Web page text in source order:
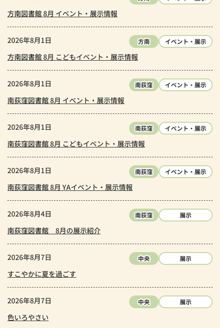
方南図書館 8月 イベント・展示情報
2026年8月1日 方南 イベント・展示
方南図書館 8月 こどもイベント・展示情報
2026年8月1日 南荻窪 イベント・展示
南荻窪図書館 8月 イベント・展示情報
2026年8月1日 南荻窪 イベント・展示
南荻窪図書館 8月 こどもイベント・展示情報
2026年8月1日 南荻窪 イベント・展示
南荻窪図書館 8月 YAイベント・展示情報
2026年8月4日 南荻窪 展示
南荻窪図書館 8月の展示紹介
2026年8月7日 中央 展示
すこやかに夏を過ごす
2026年8月7日 中央 展示
色いろやさい